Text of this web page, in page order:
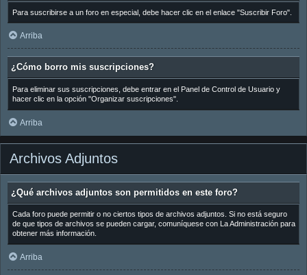
Para suscribirse a un foro en especial, debe hacer clic en el enlace "Suscribir Foro".
Arriba
¿Cómo borro mis suscripciones?
Para eliminar sus suscripciones, debe entrar en el Panel de Control de Usuario y
hacer clic en la opción "Organizar suscripciones".
Arriba
Archivos Adjuntos
¿Qué archivos adjuntos son permitidos en este foro?
Cada foro puede permitir o no ciertos tipos de archivos adjuntos. Si no está seguro
de que tipos de archivos se pueden cargar, comuníquese con La Administración para
obtener más información.
Arriba